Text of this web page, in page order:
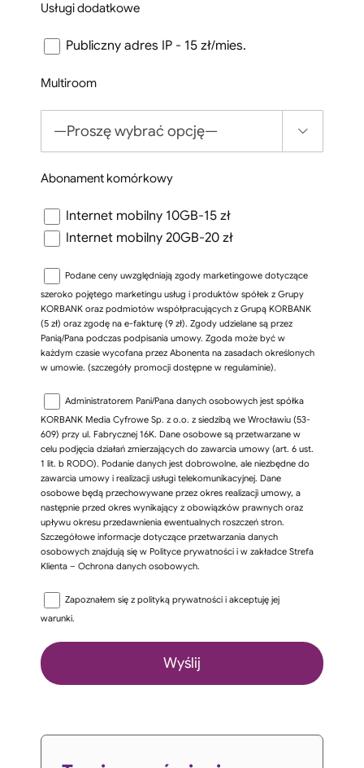
Usługi dodatkowe
Publiczny adres IP - 15 zł/mies.
Multiroom

Abonament komórkowy
Internet mobilny 10GB-15 zł
Internet mobilny 20GB-20 zł
Podane ceny uwzględniają zgody marketingowe dotyczące
szeroko pojętego marketingu usług i produktów spółek z Grupy
KORBANK oraz podmiotów współpracujących z Grupą KORBANK
(5 zł) oraz zgodę na e-fakturę (9 zł). Zgody udzielane są przez
Panią/Pana podczas podpisania umowy. Zgoda może być w
każdym czasie wycofana przez Abonenta na zasadach określonych
w umowie. (szczegóły promocji dostępne w regulaminie).
Administratorem Pani/Pana danych osobowych jest spółka
KORBANK Media Cyfrowe Sp. z o.o. z siedzibą we Wrocławiu (53-
609) przy ul. Fabrycznej 16K. Dane osobowe są przetwarzane w
celu podjęcia działań zmierzających do zawarcia umowy (art. 6 ust.
1 lit. b RODO). Podanie danych jest dobrowolne, ale niezbędne do
zawarcia umowy i realizacji usługi telekomunikacyjnej. Dane
osobowe będą przechowywane przez okres realizacji umowy, a
następnie przed okres wynikający z obowiązków prawnych oraz
upływu okresu przedawnienia ewentualnych roszczeń stron.
Szczegółowe informacje dotyczące przetwarzania danych
osobowych znajdują się w Polityce prywatności i w zakładce Strefa
Klienta – Ochrona danych osobowych.
Zapoznałem się z polityką prywatności i akceptuję jej
warunki.